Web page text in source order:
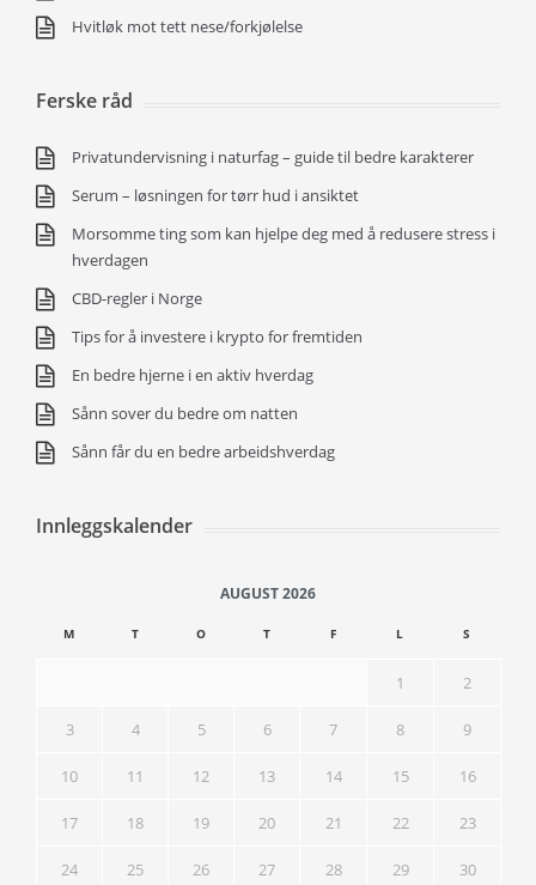
Hvitløk mot tett nese/forkjølelse
Ferske råd
Privatundervisning i naturfag – guide til bedre karakterer
Serum – løsningen for tørr hud i ansiktet
Morsomme ting som kan hjelpe deg med å redusere stress i
hverdagen
CBD-regler i Norge
Tips for å investere i krypto for fremtiden
En bedre hjerne i en aktiv hverdag
Sånn sover du bedre om natten
Sånn får du en bedre arbeidshverdag
Innleggskalender
AUGUST 2026
M T O T F L S
1 2
3 4 5 6 7 8 9
10 11 12 13 14 15 16
17 18 19 20 21 22 23
24 25 26 27 28 29 30